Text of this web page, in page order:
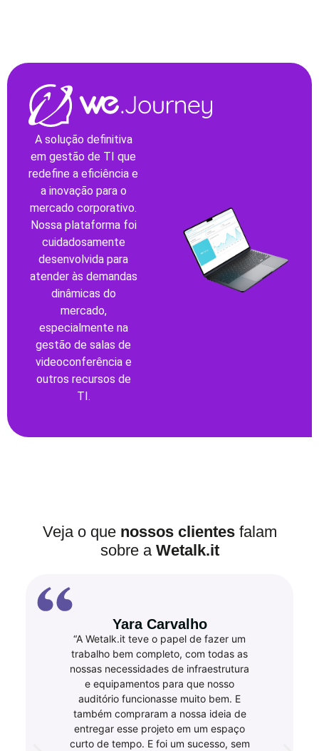
A solução definitiva
em gestão de TI que
redefine a eficiência e
a inovação para o
mercado corporativo.
Nossa plataforma foi
cuidadosamente
desenvolvida para
atender às demandas
dinâmicas do
mercado,
especialmente na
gestão de salas de
videoconferência e
outros recursos de
TI.
Veja o que nossos clientesfalam
sobre a Wetalk.it
Yara Carvalho
“A Wetalk.it teve o papel de fazer um
trabalho bem completo, com todas as
nossas necessidades de infraestrutura
e equipamentos para que nosso
auditório funcionasse muito bem. E
também compraram a nossa ideia de
entregar esse projeto em um espaço
curto de tempo. E foi um sucesso, sem